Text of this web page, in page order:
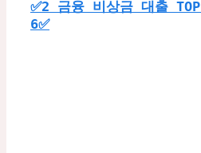
✅2 금융 비상금 대출 TOP
6✅